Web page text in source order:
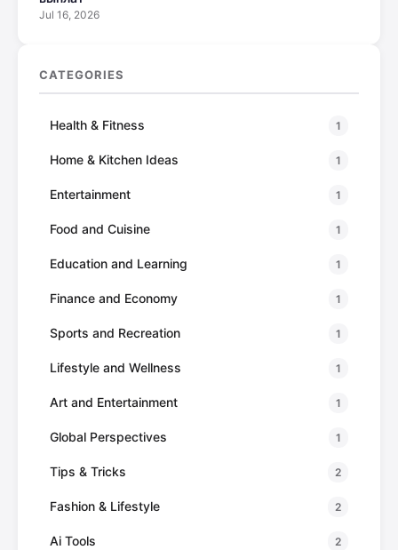
Jul 16, 2026
CATEGORIES
Health & Fitness 1
Home & Kitchen Ideas 1
Entertainment 1
Food and Cuisine 1
Education and Learning 1
Finance and Economy 1
Sports and Recreation 1
Lifestyle and Wellness 1
Art and Entertainment 1
Global Perspectives 1
Tips & Tricks 2
Fashion & Lifestyle 2
Ai Tools 2